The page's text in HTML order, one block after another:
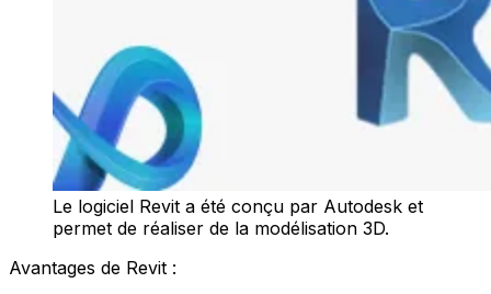
Le logiciel Revit a été conçu par Autodesk et
permet de réaliser de la modélisation 3D.
Avantages de Revit :